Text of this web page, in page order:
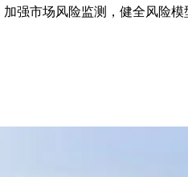
强市场风险监测，健全风险